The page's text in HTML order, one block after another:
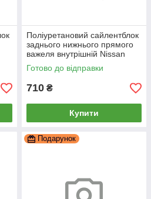
Поліуретановий сайлентблок
заднього нижнього прямого
важеля внутрішній Nissan
Silvia 1995-2000
Готово до відправки
710 ₴
Купити
Подарунок